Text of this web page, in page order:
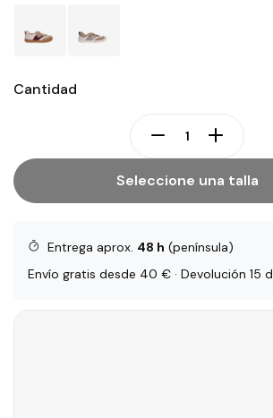
Cantidad
Seleccione una talla
Entrega aprox. 48 h (península)
Envío gratis desde 40 € · Devolución 15